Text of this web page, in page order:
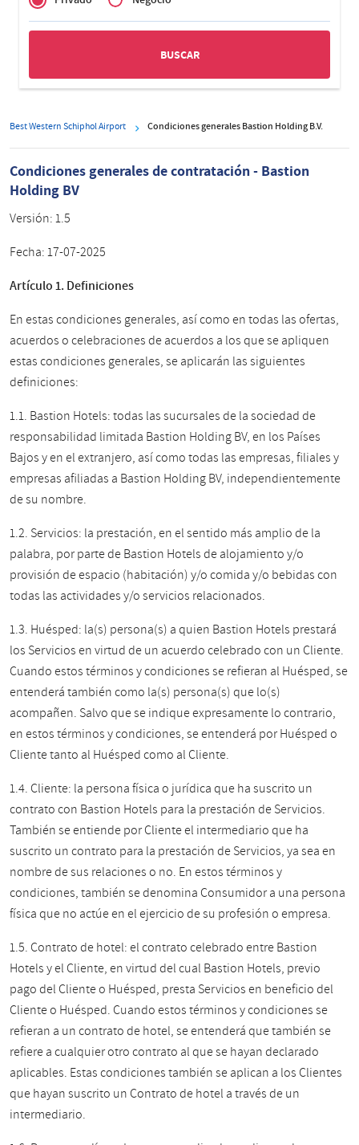
Zakelijk
Best Western Schiphol Airport Condiciones generales Bastion Holding B.V.
Condiciones generales de contratación - Bastion
Holding BV
Versión:1.5
Fecha:17-07-2025
Artículo 1. Definiciones
En estas condiciones generales, así como en todas las ofertas,
acuerdos o celebraciones de acuerdos a los que se apliquen
estas condiciones generales, se aplicarán las siguientes
definiciones:
1.1. Bastion Hotels: todas las sucursales de la sociedad de
responsabilidad limitada Bastion Holding BV, en los Países
Bajos y en el extranjero, así como todas las empresas, filiales y
empresas afiliadas a Bastion Holding BV, independientemente
de su nombre.
1.2. Servicios: la prestación, en el sentido más amplio de la
palabra, por parte de Bastion Hotels de alojamiento y/o
provisión de espacio (habitación) y/o comida y/o bebidas con
todas las actividades y/o servicios relacionados.
1.3. Huésped: la(s) persona(s) a quien Bastion Hotels prestará
los Servicios en virtud de un acuerdo celebrado con un Cliente.
Cuando estos términos y condiciones se refieran al Huésped, se
entenderá también como la(s) persona(s) que lo(s)
acompañen. Salvo que se indique expresamente lo contrario,
en estos términos y condiciones, se entenderá por Huésped o
Cliente tanto al Huésped como al Cliente.
1.4. Cliente: la persona física o jurídica que ha suscrito un
contrato con Bastion Hotels para la prestación de Servicios.
También se entiende por Cliente el intermediario que ha
suscrito un contrato para la prestación de Servicios, ya sea en
nombre de sus relaciones o no. En estos términos y
condiciones, también se denomina Consumidor a una persona
física que no actúe en el ejercicio de su profesión o empresa.
1.5. Contrato de hotel: el contrato celebrado entre Bastion
Hotels y el Cliente, en virtud del cual Bastion Hotels, previo
pago del Cliente o Huésped, presta Servicios en beneficio del
Cliente o Huésped. Cuando estos términos y condiciones se
refieran a un contrato de hotel, se entenderá que también se
refiere a cualquier otro contrato al que se hayan declarado
aplicables. Estas condiciones también se aplican a los Clientes
que hayan suscrito un Contrato de hotel a través de un
intermediario.